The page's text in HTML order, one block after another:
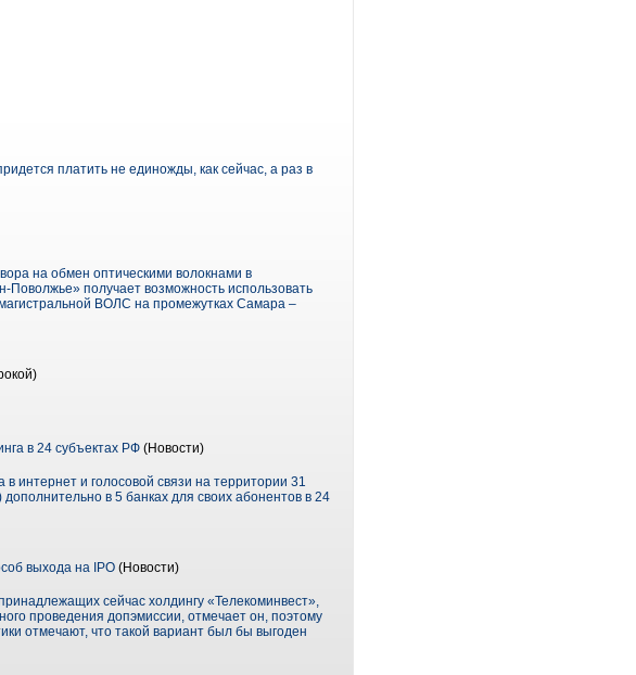
платить не единожды, как сейчас, а раз в
на обмен оптическими волокнами в
Поволжье» получает возможность использовать
ВОЛС на промежутках Самара –
в 24 субъектах РФ (Новости)
интернет и голосовой связи на территории 31
в 5 банках для своих абонентов в 24
выхода на IPO (Новости)
сейчас холдингу «Телеком­инвест»,
проведения допэмиссии, отмечает он, поэтому
отмечают, что такой вариант был бы выгоден